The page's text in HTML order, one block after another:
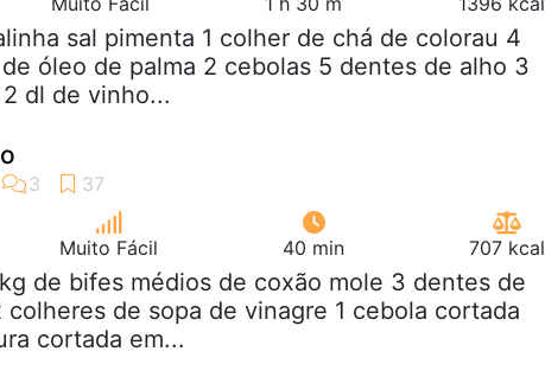
sal pimenta 1 colher de chá de colorau 4
óleo de palma 2 cebolas 5 dentes de alho 3
dl de vinho...
Muito Fácil 40 min 707 kcal
de bifes médios de coxão mole 3 dentes de
colheres de sopa de vinagre 1 cebola cortada
cortada em...